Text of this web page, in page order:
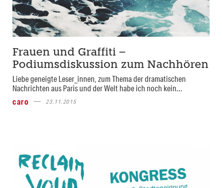
Frauen und Graffiti –
Podiumsdiskussion zum Nachhören
Liebe geneigte Leser_innen, zum Thema der dramatischen
Nachrichten aus Paris und der Welt habe ich noch kein...
caro
23.11.2015